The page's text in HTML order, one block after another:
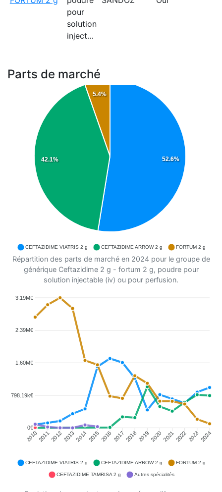
pour
solution
inject…
Parts de marché
52.6%
42.1%
5.4%
CEFTAZIDIME VIATRIS 2 g CEFTAZIDIME ARROW 2 g FORTUM 2 g
Répartition des parts de marché en 2024 pour le groupe de
générique Ceftazidime 2 g - fortum 2 g, poudre pour
solution injectable (iv) ou pour perfusion.
3.19M€
2.39M€
1.60M€
798.19k€
0€
201020112012201320142015 2016 2017 201820192020202120222023 2024
CEFTAZIDIME VIATRIS 2 g CEFTAZIDIME ARROW 2 g FORTUM 2 g
CEFTAZIDIME TAMRISA 2 g Autres spécialités